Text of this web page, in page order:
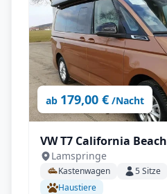
ab 179,00 € /Nacht
VW T7 California Beach
Lamspringe
Kastenwagen 5Sitze
Haustiere